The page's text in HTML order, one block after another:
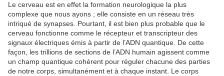
Le cerveau est en effet la formation neurologique la plus
complexe que nous ayons ; elle consiste en un réseau très
intriqué de synapses. Pourtant, il est bien plus probable que le
cerveau fonctionne comme le récepteur et transcripteur des
signaux électriques émis à partir de l’ADN quantique. De cette
façon, les trillions de sections de l’ADN humain agissent comme
un champ quantique cohérent pour réguler chacune des parties
de notre corps, simultanément et à chaque instant. Le corps